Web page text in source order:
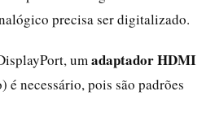
precisa ser digitalizado.
um adaptador HDMI
é necessário, pois são padrões